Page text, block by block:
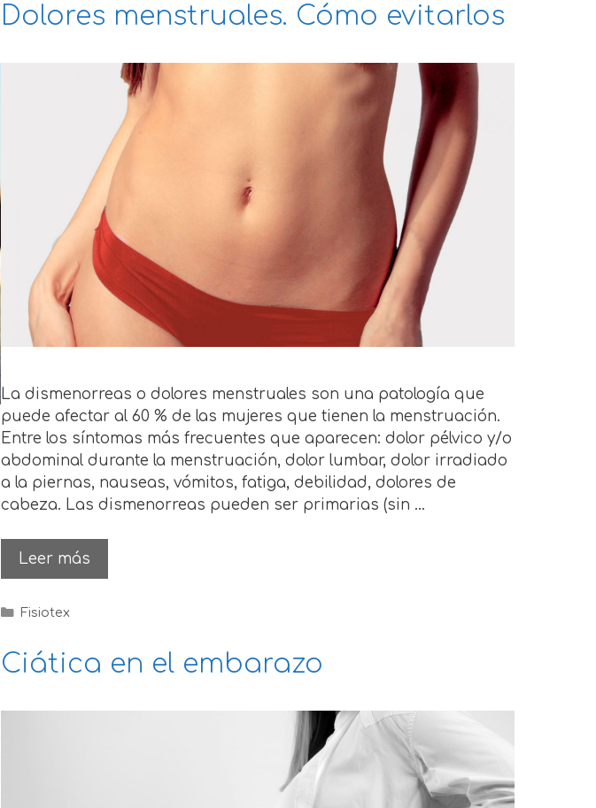
Dolores menstruales. Cómo evitarlos
La dismenorreas o dolores menstruales son una patología que
puede afectar al 60 % de las mujeres que tienen la menstruación.
Entre los síntomas más frecuentes que aparecen: dolor pélvico y/o
abdominal durante la menstruación, dolor lumbar, dolor irradiado
a la piernas, nauseas, vómitos, fatiga, debilidad, dolores de
cabeza. Las dismenorreas pueden ser primarias (sin …
Leer más
Fisiotex
Ciática en el embarazo